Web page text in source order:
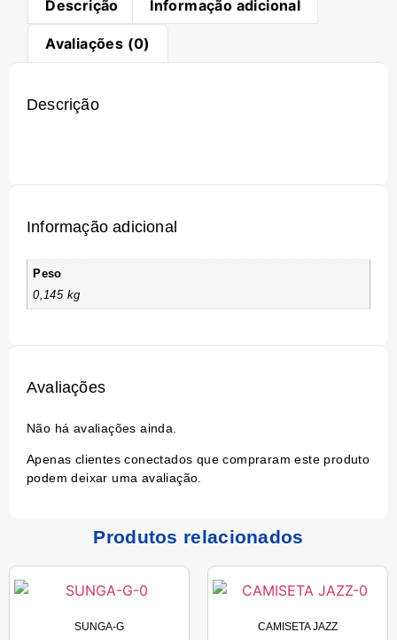
Descrição Informação adicional
Avaliações (0)
Descrição
Informação adicional
Peso
0,145 kg
Avaliações
Não há avaliações ainda.
Apenas clientes conectados que compraram este produto
podem deixar uma avaliação.
Produtos relacionados
SUNGA-G CAMISETA JAZZ